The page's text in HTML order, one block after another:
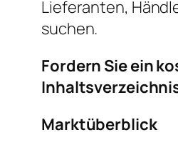
Lieferanten,
suchen.
Fordern Sie ein
Marktüberblick